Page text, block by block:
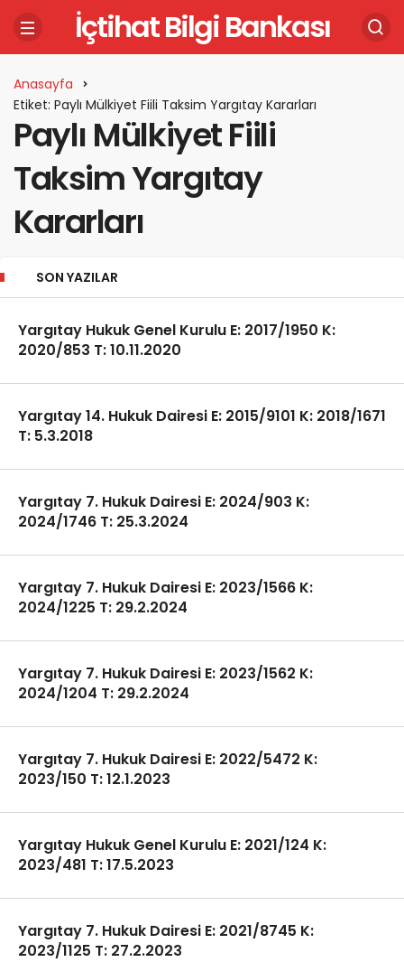
İçtihat Bilgi Bankası
Anasayfa
Etiket: Paylı Mülkiyet Fiili Taksim Yargıtay Kararları
Paylı Mülkiyet Fiili
Taksim Yargıtay
Kararları
SON YAZILAR
Yargıtay Hukuk Genel Kurulu E: 2017/1950 K:
2020/853 T: 10.11.2020
Yargıtay 14. Hukuk Dairesi E: 2015/9101 K: 2018/1671
T: 5.3.2018
Yargıtay 7. Hukuk Dairesi E: 2024/903 K:
2024/1746 T: 25.3.2024
Yargıtay 7. Hukuk Dairesi E: 2023/1566 K:
2024/1225 T: 29.2.2024
Yargıtay 7. Hukuk Dairesi E: 2023/1562 K:
2024/1204 T: 29.2.2024
Yargıtay 7. Hukuk Dairesi E: 2022/5472 K:
2023/150 T: 12.1.2023
Yargıtay Hukuk Genel Kurulu E: 2021/124 K:
2023/481 T: 17.5.2023
Yargıtay 7. Hukuk Dairesi E: 2021/8745 K:
2023/1125 T: 27.2.2023